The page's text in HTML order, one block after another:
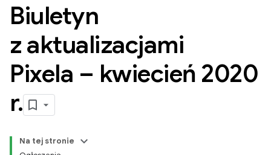
Biuletyn
z aktualizacjami
Pixela – kwiecień 2020
r.
Na tej stronie